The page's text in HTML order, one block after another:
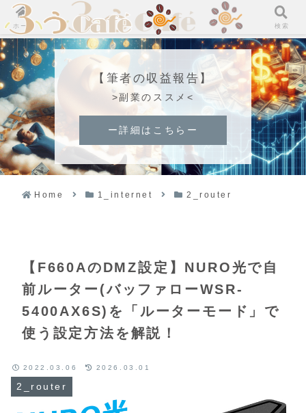
【筆者の収益報告】
>副業のススメ<
ー詳細はこちらー
Home 1_internet 2_router
【F660AのDMZ設定】NURO光で自
前ルーター(バッファローWSR-
5400AX6S)を「ルーターモード」で
使う設定方法を解説！
2_router
2022.03.06 2026.03.01
ホーム 検索